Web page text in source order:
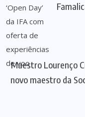
Maestro Lourenço
novo maestro da